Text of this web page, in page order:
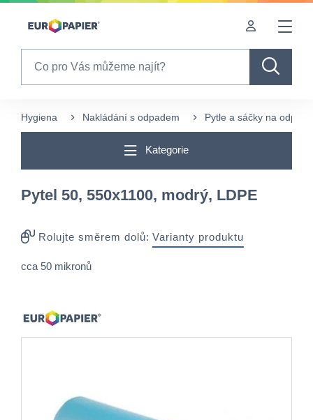
Table Of Content
Hygiena Nakládání s odpadem Pytle a sáčky na odpad
Kategorie
Pytel 50, 550x1100, modrý, LDPE
Rolujte směrem dolů: Varianty produktu
cca 50 mikronů